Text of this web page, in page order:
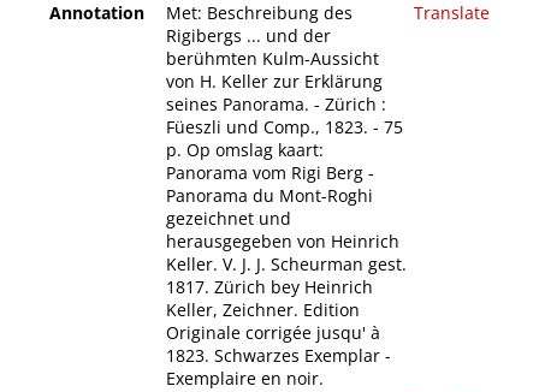
Annotation
Met: Beschreibung des
Rigibergs ... und der
berühmten Kulm-Aussicht
von H. Keller zur Erklärung
seines Panorama. - Zürich :
Füeszli und Comp., 1823. - 75
p. Op omslag kaart:
Panorama vom Rigi Berg -
Panorama du Mont-Roghi
gezeichnet und
herausgegeben von Heinrich
Keller. V. J. J. Scheurman gest.
1817. Zürich bey Heinrich
Keller, Zeichner. Edition
Originale corrigée jusqu' à
1823. Schwarzes Exemplar -
Exemplaire en noir.
Translate